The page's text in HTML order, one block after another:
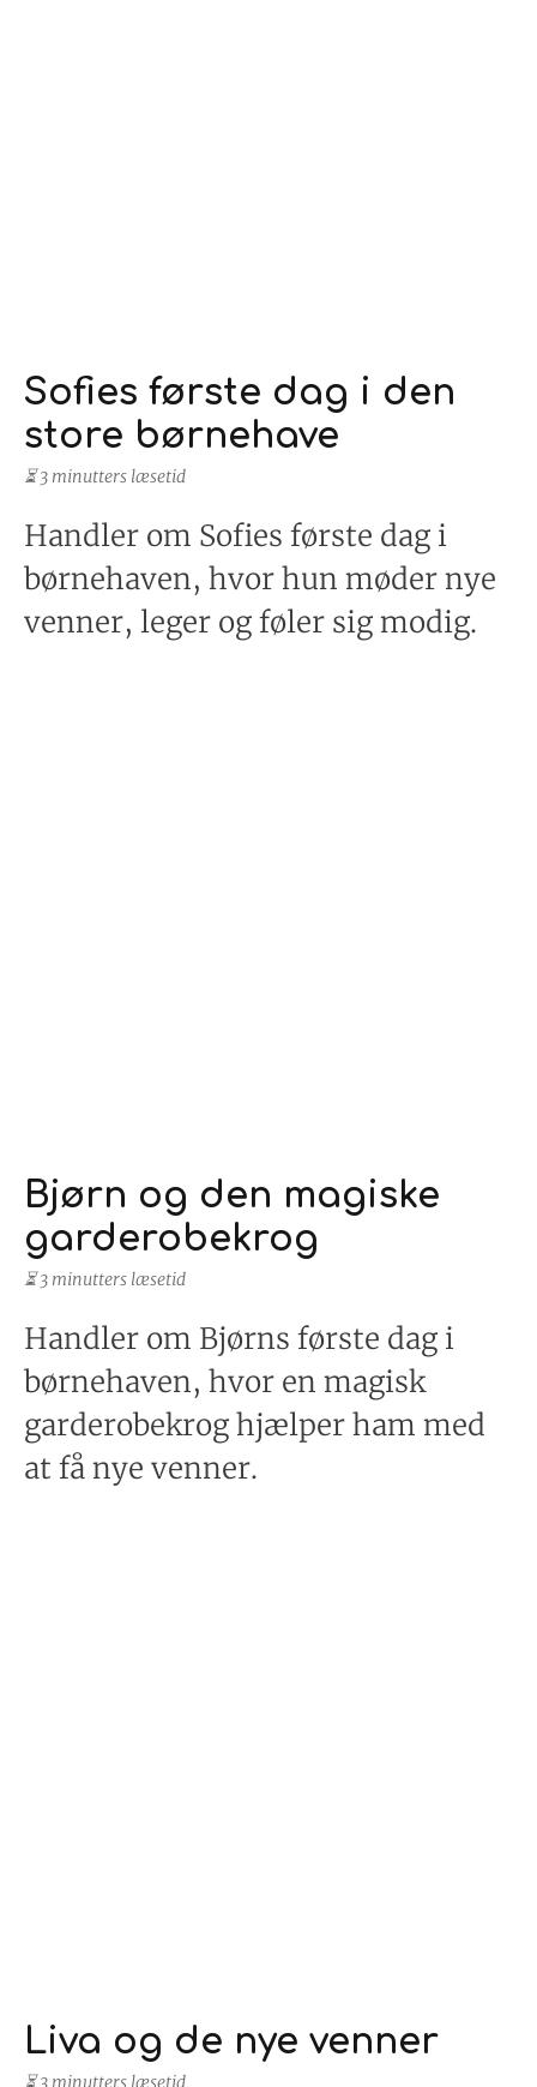
Sofies første dag i den
store børnehave
⏳ 3 minutters læsetid
Handler om Sofies første dag i
børnehaven, hvor hun møder nye
venner, leger og føler sig modig.
Bjørn og den magiske
garderobekrog
⏳ 3 minutters læsetid
Handler om Bjørns første dag i
børnehaven, hvor en magisk
garderobekrog hjælper ham med
at få nye venner.
Liva og de nye venner
⏳ 3 minutters læsetid